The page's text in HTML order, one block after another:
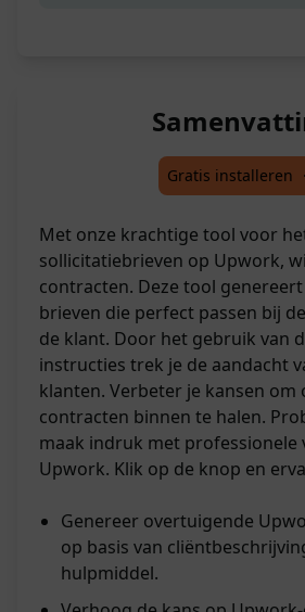
Gratis installeren
Met onze krachtige tool voor
sollicitatiebrieven op Upwork,
contracten. Deze tool
brieven die perfect passen bij
de klant. Door het gebruik van
instructies trek je de aandacht
klanten. Verbeter je kansen om
contracten binnen te halen.
maak indruk met professionele
Upwork. Klik op de knop en
Genereer overtuigende
op basis van
hulpmiddel.